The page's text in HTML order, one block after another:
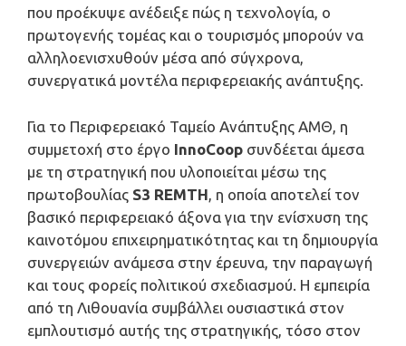
που προέκυψε ανέδειξε πώς η τεχνολογία, ο
πρωτογενής τομέας και ο τουρισμός μπορούν να
αλληλοενισχυθούν μέσα από σύγχρονα,
συνεργατικά μοντέλα περιφερειακής ανάπτυξης.
Για το Περιφερειακό Ταμείο Ανάπτυξης ΑΜΘ, η
συμμετοχή στο έργο InnoCoop συνδέεται άμεσα
με τη στρατηγική που υλοποιείται μέσω της
πρωτοβουλίας S3 REMTH , η οποία αποτελεί τον
βασικό περιφερειακό άξονα για την ενίσχυση της
καινοτόμου επιχειρηματικότητας και τη δημιουργία
συνεργειών ανάμεσα στην έρευνα, την παραγωγή
και τους φορείς πολιτικού σχεδιασμού. Η εμπειρία
από τη Λιθουανία συμβάλλει ουσιαστικά στον
εμπλουτισμό αυτής της στρατηγικής, τόσο στον